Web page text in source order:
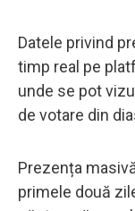
Datele privind
timp real pe
unde se pot
de votare din
Prezența
primele două